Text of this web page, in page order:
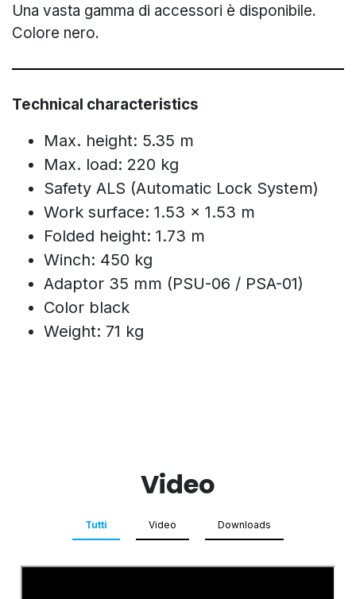
Una vasta gamma di accessori è disponibile.
Colore nero.
Technical characteristics
Max. height: 5.35 m
Max. load: 220 kg
Safety ALS (Automatic Lock System)
Work surface: 1.53 x 1.53 m
Folded height: 1.73 m
Winch: 450 kg
Adaptor 35 mm (PSU-06 / PSA-01)
Color black
Weight: 71 kg
Video
Tutti Video Downloads